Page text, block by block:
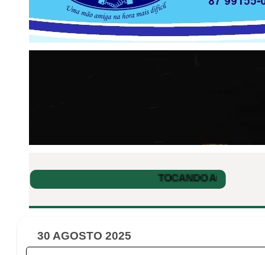
30 AGOSTO 2025